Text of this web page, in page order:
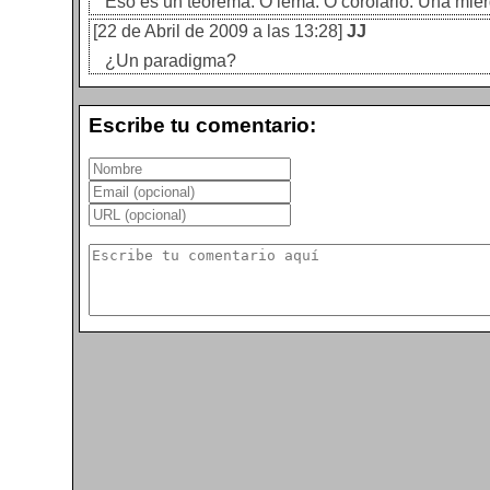
[22 de Abril de 2009 a las 13:28] JJ
¿Un paradigma?
Escribe tu comentario: